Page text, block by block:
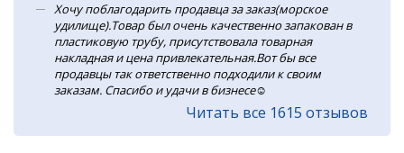
Хочу поблагодарить продавца за заказ(морское
удилище).Товар был очень качественно запакован в
пластиковую трубу, присутствовала товарная
накладная и цена привлекательная.Вот бы все
продавцы так ответственно подходили к своим
заказам. Спасибо и удачи в бизнесе☺️
Читать все 1615 отзывов